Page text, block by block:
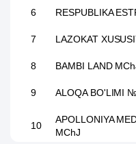
6 RESPUBLIKA
7 LAZOKAT
8 BAMBI LAND
9 ALOQA BO'LIMI
10
APOLLONIYA
MChJ